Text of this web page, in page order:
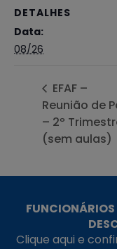
DETALHES
Data:
08/26
EFAF –
Reunião de
– 2º
(sem aulas)
FUNCIONÁRIOS
Clique aqui e